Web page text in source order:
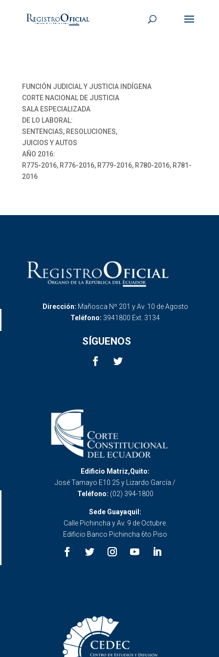
FUNCIÓN JUDICIAL Y JUSTICIA INDÍGENA
CORTE NACIONAL DE JUSTICIA
SALA ESPECIALIZADA
DE LO LABORAL:
SENTENCIAS, RESOLUCIONES,
JUICIOS Y AUTOS
AÑO 2016:
R775-2016, R776-2016, R779-2016, R780-2016, R781-
2016
Dirección: Mañosca Nº 201 y Av. 10 de Agosto
Teléfono: 3941800 Ext. 3134
SÍGUENOS
Edificio Matriz,Quito:
José Tamayo E10 25 y Lizardo García /
Teléfono: (02) 394-1800
Sede Guayaquil:
Calle Pichincha y Av. 9 de Octubre.
Edificio Banco Pichincha 6to Piso